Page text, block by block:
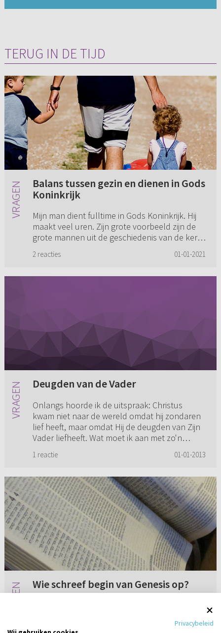
TERUG IN DE TIJD
Balans tussen gezin en dienen in Gods
Koninkrijk
Mijn man dient fulltime in Gods Koninkrijk. Hij
maakt veel uren. Zijn grote voorbeeld zijn de
grote mannen uit de geschiedenis van de kerk
ook nog. En ik m...
2 reacties 01-01-2021
Deugden van de Vader
Onlangs hoorde ik de uitspraak: Christus
kwam niet naar de wereld omdat hij zondaren
lief heeft, maar omdat Hij de deugden van Zijn
Vader liefheeft. Wat moet ik aan met zo'n
1 reactie 01-01-2013
Wie schreef begin van Genesis op?
evenbeeld zijn, die op ons lijken. Weet u welk
Privacybeleid